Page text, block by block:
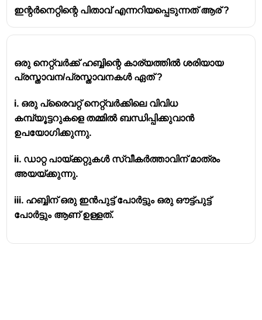
ഇന്റർനെറ്റിന്റെ പിതാവ് എന്നറിയപ്പെടുന്നത് ആര് ?
ഒരു നെറ്റ്വർക്ക് ഹബ്ബിന്റെ കാര്യത്തിൽ ശരിയായ
പ്രസ്താവന/പ്രസ്താവനകൾ ഏത് ?
i. ഒരു പ്രൈവറ്റ് നെറ്റ്വർക്കിലെ വിവിധ
കമ്പ്യൂട്ടറുകളെ തമ്മിൽ ബന്ധിപ്പിക്കുവാൻ
ഉപയോഗിക്കുന്നു.
ii. ഡാറ്റ പായ്ക്കറ്റുകൾ സ്വീകർത്താവിന് മാത്രം
അയയ്ക്കുന്നു.
iii. ഹബ്ബിന് ഒരു ഇൻപുട്ട് പോർട്ടും ഒരു ഔട്ട്പുട്ട്
പോർട്ടും ആണ് ഉള്ളത്.